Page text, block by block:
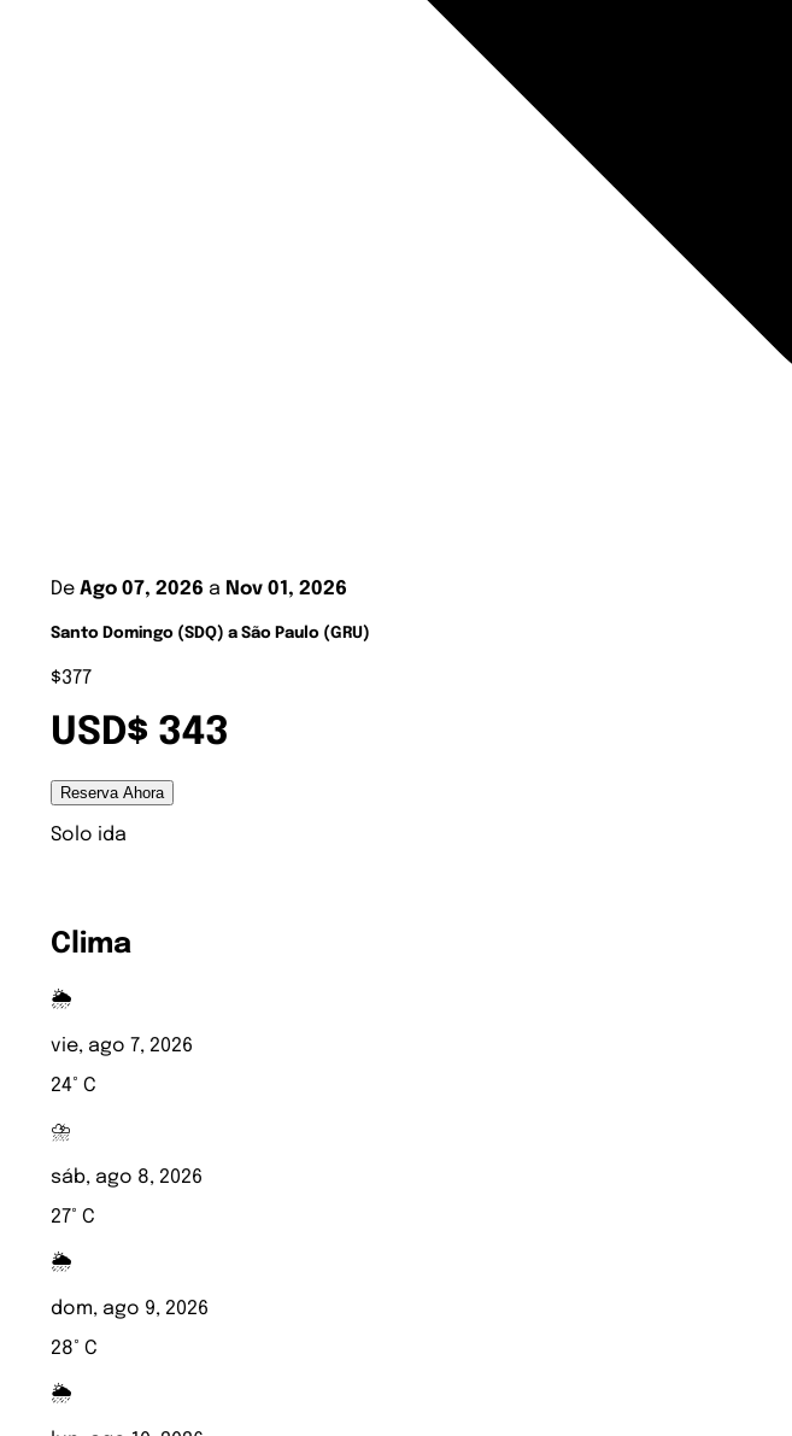
De Ago 07, 2026 a Nov 01, 2026
Santo Domingo (SDQ) a São Paulo (GRU)
$377
USD$ 343
Reserva Ahora
Solo ida
Clima
🌦️
vie, ago 7, 2026
24° C
⛈️
sáb, ago 8, 2026
27° C
🌦️
dom, ago 9, 2026
28° C
🌦️